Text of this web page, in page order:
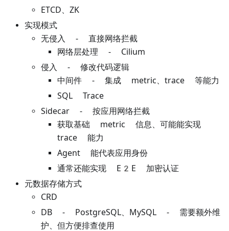
ETCD、ZK
实现模式
无侵入 - 直接网络拦截
网络层处理 - Cilium
侵入 - 修改代码逻辑
中间件 - 集成 metric、trace 等能力
SQL Trace
Sidecar - 按应用网络拦截
获取基础 metric 信息、可能能实现
trace 能力
Agent 能代表应用身份
通常还能实现 E2E 加密认证
元数据存储方式
CRD
DB - PostgreSQL、MySQL - 需要额外维
护、但方便排查使用